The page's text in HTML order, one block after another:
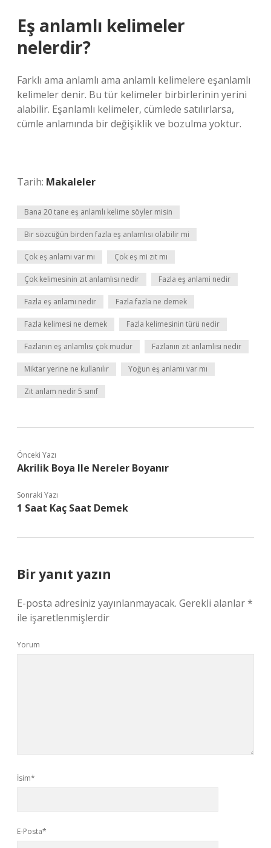
Eş anlamlı kelimeler
nelerdir?
Farklı ama anlamlı ama anlamlı kelimelere eşanlamlı
kelimeler denir. Bu tür kelimeler birbirlerinin yerini
alabilir. Eşanlamlı kelimeler, cümlede satılırlarsa,
cümle anlamında bir değişiklik ve bozulma yoktur.
Tarih: Makaleler
Bana 20 tane eş anlamlı kelime söyler misin
Bir sözcüğün birden fazla eş anlamlısı olabilir mi
Çok eş anlamı var mı Çok eş mi zıt mı
Çok kelimesinin zıt anlamlısı nedir Fazla eş anlami nedir
Fazla eş anlamı nedir Fazla fazla ne demek
Fazla kelimesi ne demek Fazla kelimesinin türü nedir
Fazlanın eş anlamlısı çok mudur Fazlanın zıt anlamlısı nedir
Miktar yerine ne kullanılır Yoğun eş anlamı var mı
Zıt anlam nedir 5 sınıf
Önceki Yazı
Akrilik Boya Ile Nereler Boyanır
Sonraki Yazı
1 Saat Kaç Saat Demek
Bir yanıt yazın
E-posta adresiniz yayınlanmayacak. Gerekli alanlar*
ile işaretlenmişlerdir
Yorum
İsim*
E-Posta*